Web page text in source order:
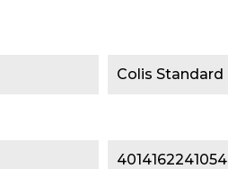
Colis Standard
4014162241054